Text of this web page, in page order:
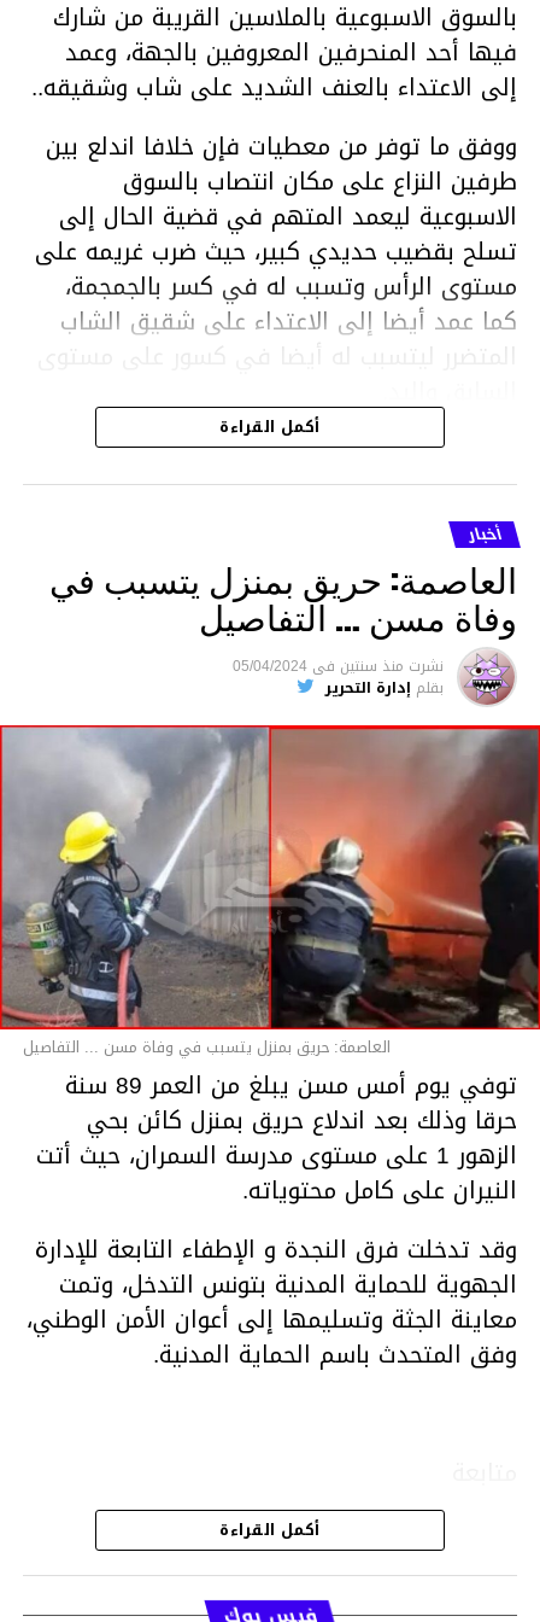
بالسوق الاسبوعية بالملاسين القريبة من شارك
فيها أحد المنحرفين المعروفين بالجهة، وعمد
إلى الاعتداء بالعنف الشديد على شاب وشقيقه..
ووفق ما توفر من معطيات فإن خلافا اندلع بين
طرفين النزاع على مكان انتصاب بالسوق
الاسبوعية ليعمد المتهم في قضية الحال إلى
تسلح بقضيب حديدي كبير، حيث ضرب غريمه على
مستوى الرأس وتسبب له في كسر بالجمجمة،
كما عمد أيضا إلى الاعتداء على شقيق الشاب
المتضرر ليتسبب له أيضا في كسور على مستوى
هذا وقد تمكن أعوان مركز الأمن الوطني بحي
هلال في توقيت قياسي من محاصرة المشتبه به
والقبض عليه وإحالته على التحقيق في خصوص
ما نُسبه إليه.
متابعة
قسم الاخبار
أكمل القراءة
أخبار
العاصمة: حريق بمنزل يتسبب في
وفاة مسن … التفاصيل
نشرت منذ سنتين فى 05/04/2024
بقلم إدارة التحرير
العاصمة: حريق بمنزل يتسبب في وفاة مسن ... التفاصيل
توفي يوم أمس مسن يبلغ من العمر 89 سنة
حرقا وذلك بعد اندلاع حريق بمنزل كائن بحي
الزهور 1 على مستوى مدرسة السمران، حيث أتت
النيران على كامل محتوياته.
وقد تدخلت فرق النجدة و الإطفاء التابعة للإدارة
الجهوية للحماية المدنية بتونس التدخل، وتمت
معاينة الجثة وتسليمها إلى أعوان الأمن الوطني،
وفق المتحدث باسم الحماية المدنية.
قسم الاخبار
أكمل القراءة